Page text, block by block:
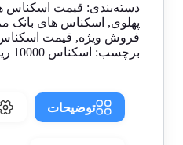
دسته‌بندی: قیمت اسکناس
پهلوی, اسکناس های بانک
فروش ویژه, قیمت اسکناس
برچسب: اسکناس 10000 ریالی محمدرضا شاه
توضیحات